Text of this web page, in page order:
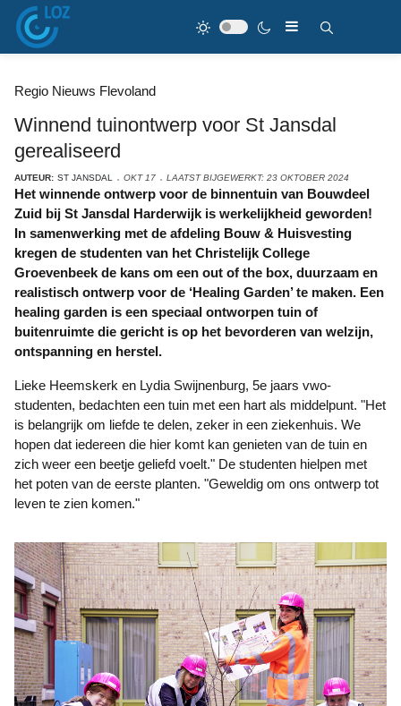
Regio Nieuws Flevoland
Winnend tuinontwerp voor St Jansdal
gerealiseerd
AUTEUR: ST JANSDAL OKT 17 LAATST BIJGEWERKT: 23 OKTOBER 2024
Het winnende ontwerp voor de binnentuin van Bouwdeel
Zuid bij St Jansdal Harderwijk is werkelijkheid geworden!
In samenwerking met de afdeling Bouw & Huisvesting
kregen de studenten van het Christelijk College
Groevenbeek de kans om een out of the box, duurzaam en
realistisch ontwerp voor de ‘Healing Garden’ te maken. Een
healing garden is een speciaal ontworpen tuin of
buitenruimte die gericht is op het bevorderen van welzijn,
ontspanning en herstel.
Lieke Heemskerk en Lydia Swijnenburg, 5e jaars vwo-
studenten, bedachten een tuin met een hart als middelpunt. "Het
is belangrijk om liefde te delen, zeker in een ziekenhuis. We
hopen dat iedereen die hier komt kan genieten van de tuin en
zich weer een beetje geliefd voelt." De studenten hielpen met
het poten van de eerste planten. "Geweldig om ons ontwerp tot
leven te zien komen."